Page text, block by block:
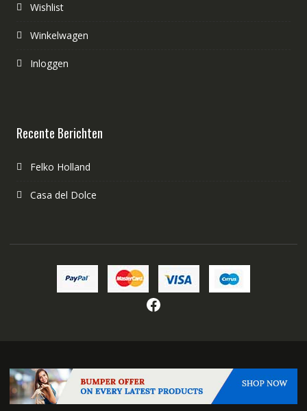
Wishlist
Winkelwagen
Inloggen
Recente Berichten
Felko Holland
Casa del Dolce
Facebook